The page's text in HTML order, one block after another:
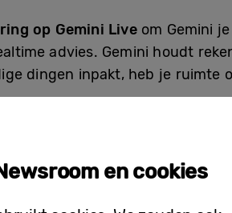
op Gemini Liveom Gemini
advies. Gemini houdt
dingen inpakt, heb je ruimte
alles voor je op een rijtje. Het
zodat je in één
en cookies